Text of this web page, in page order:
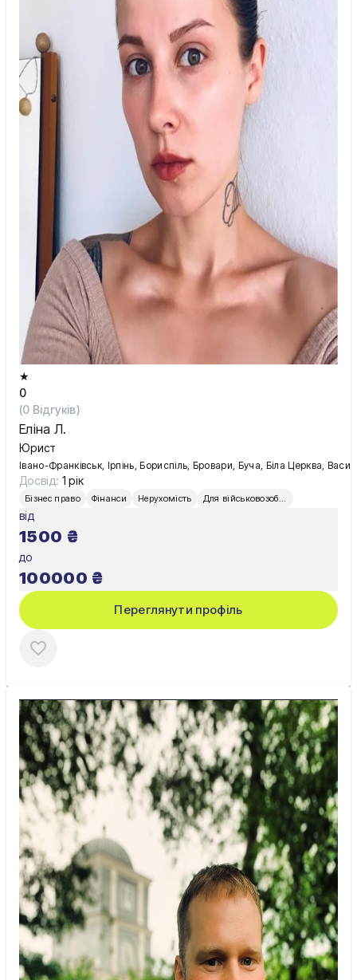
Чернівці
Чернігів
Шостка
Житомир
Київ
Львів
★
0
(0 Відгуків)
Еліна Л.
Юрист
Івано-Франківськ, Ірпінь, Бориспіль, Бровари, Буча, Біла Церква,
Досвід: 1 рік
Бізнес право Фінанси Нерухомість
від
1500 ₴
до
100000 ₴
Переглянути профіль